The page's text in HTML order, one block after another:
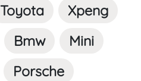
Toyota
Xpeng
Bmw
Mini
Porsche